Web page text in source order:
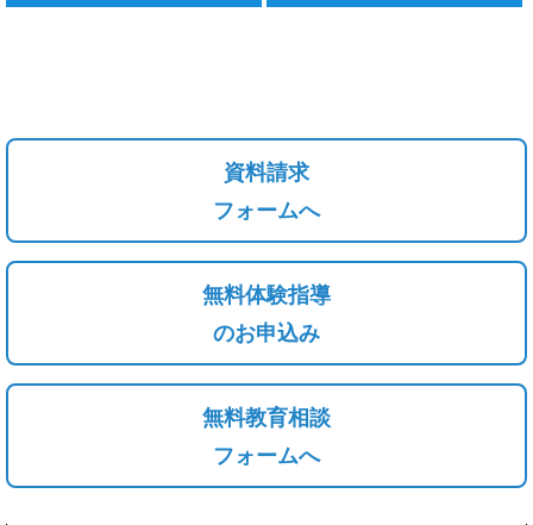
資料請求
フォームへ
無料体験指導
のお申込み
無料教育相談
フォームへ